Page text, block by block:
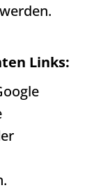
Links: